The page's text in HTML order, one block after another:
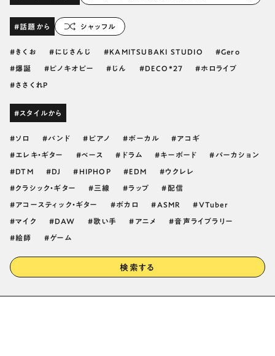
#話題から シャッフル
きくお にじさんじ KAMITSUBAKI STUDIO Gero
爆誕 ピノキオピー じん DECO*27 ホロライブ
ささくれP
#スタイルから
ソロ バンド ピアノ ボーカル アコギ
エレキ・ギター ベース ドラム キーボード パーカション
DTM DJ HIPHOP EDM ウクレレ
クラシック・ギター 三線 ラップ 配信
アコースティック・ギター ボカロ ASMR VTuber
マイク DAW 歌い手 アニメ 音声ライブラリー
絵師 ゲーム
検索する